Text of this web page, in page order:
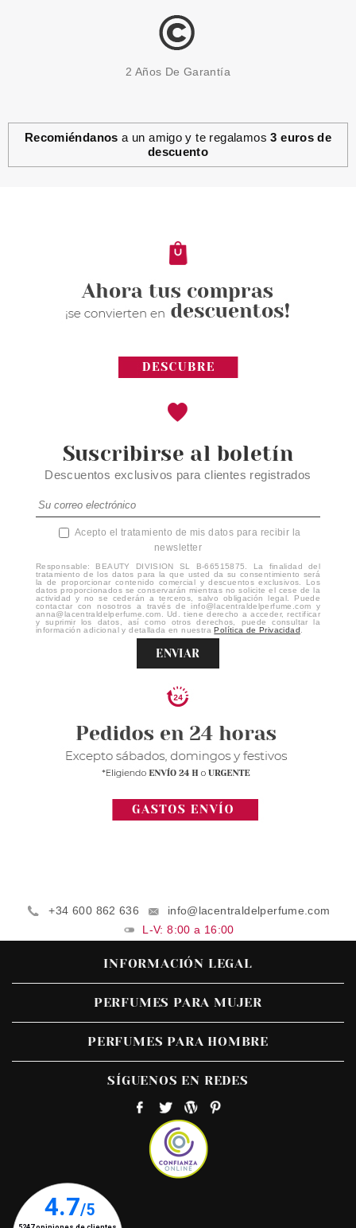
BLING POP
0.90€
2 Años De Garantía
Recomiéndanos a un amigo y te regalamos3 euros de
descuento
Suscribirse al boletín
Descuentos exclusivos para clientes registrados
Acepto el tratamiento de mis datos para recibir la
newsletter
Responsable: BEAUTY DIVISION SL B-66515875. La finalidad del
tratamiento de los datos para la que usted da su consentimiento será
la de proporcionar contenido comercial y descuentos exclusivos. Los
datos proporcionados se conservarán mientras no solicite el cese de la
actividad y no se cederán a terceros, salvo obligación legal. Puede
contactar con nosotros a través de info@lacentraldelperfume.com y
anna@lacentraldelperfume.com. Ud. tiene derecho a acceder, rectificar
y suprimir los datos, así como otros derechos, puede consultar la
información adicional y detallada en nuestraPolítica de Privacidad
ENVIAR
+34 600 862 636
info@lacentraldelperfume.com
L-V: 8:00 a 16:00
INFORMACIÓN LEGAL
PERFUMES PARA MUJER
PERFUMES PARA HOMBRE
SÍGUENOS EN REDES